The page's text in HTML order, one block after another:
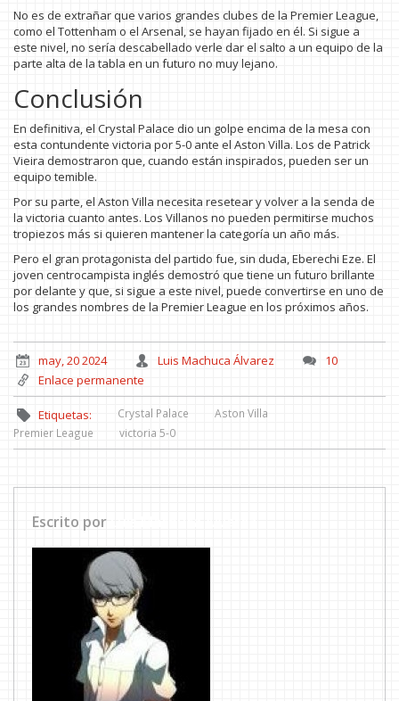
No es de extrañar que varios grandes clubes de la Premier League,
como el Tottenham o el Arsenal, se hayan fijado en él. Si sigue a
este nivel, no sería descabellado verle dar el salto a un equipo de la
parte alta de la tabla en un futuro no muy lejano.
Conclusión
En definitiva, el Crystal Palace dio un golpe encima de la mesa con
esta contundente victoria por 5-0 ante el Aston Villa. Los de Patrick
Vieira demostraron que, cuando están inspirados, pueden ser un
equipo temible.
Por su parte, el Aston Villa necesita resetear y volver a la senda de
la victoria cuanto antes. Los Villanos no pueden permitirse muchos
tropiezos más si quieren mantener la categoría un año más.
Pero el gran protagonista del partido fue, sin duda, Eberechi Eze. El
joven centrocampista inglés demostró que tiene un futuro brillante
por delante y que, si sigue a este nivel, puede convertirse en uno de
los grandes nombres de la Premier League en los próximos años.
may, 20 2024 Luis Machuca Álvarez
10
Enlace permanente
Etiquetas: Crystal Palace
Aston Villa
Premier League
victoria 5-0
Escrito por